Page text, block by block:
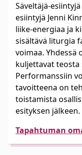
Säveltäjä-
esiintyjä Jenni
liike-energiaa ja
sisältävä liturgia
voimaa. Yhdessä
kuljettavat teosta
Performanssiin
tavoitteena on
toistamista
esityksen jälkeen.
Tapahtuman